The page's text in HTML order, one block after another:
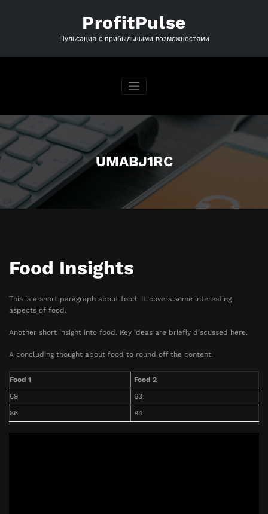
ProfitPulse
Пульсация с прибыльными возможностями
UMABJ1RC
Food Insights
This is a short paragraph about food. It covers some interesting
aspects of food.
Another short insight into food. Key ideas are briefly discussed here.
A concluding thought about food to round off the content.
Food 1
Food 2
69
63
86
94